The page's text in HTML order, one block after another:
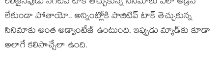
లేకుండా పోతాయో.. అన్నింట్లోకి పాజిటివ్ టాక్ తెచ్చుకున్న
సినిమాకు అంత అడ్వాంటేజ్ ఉంటుంది. ఇప్పుడు మ్యాడ్‌కు కూడా
అలాగే క‌లిసొచ్చేలా ఉంది.